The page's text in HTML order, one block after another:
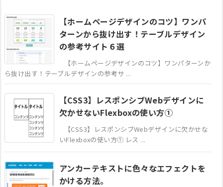
【ホームページデザインのコツ】ワンパ
ターンから抜け出す！テーブルデザイン
の参考サイト６選
【ホームページデザインのコツ】ワンパターンか
ら抜け出す！テーブルデザインの参考サ ...
【CSS3】レスポンシブWebデザインに
欠かせないFlexboxの使い方①
【CSS3】レスポンシブWebデザインに欠かせな
いFlexboxの使い方① レス ...
アンカーテキストに色々なエフェクトを
かける方法。